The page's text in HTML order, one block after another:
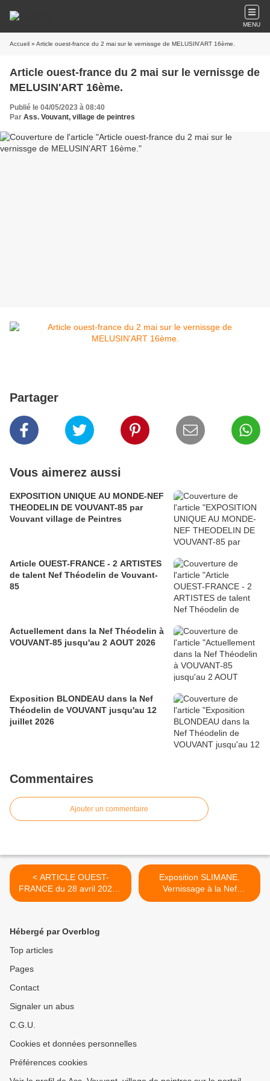
MENU
Accueil » Article ouest-france du 2 mai sur le vernissge de MELUSIN'ART 16ème.
Article ouest-france du 2 mai sur le vernissge de
MELUSIN'ART 16ème.
Publié le 04/05/2023 à 08:40
Par Ass. Vouvant, village de peintres
Partager
Vous aimerez aussi
EXPOSITION UNIQUE AU MONDE-NEF
THEODELIN DE VOUVANT-85 par
Vouvant village de Peintres
Article OUEST-FRANCE - 2 ARTISTES
de talent Nef Théodelin de Vouvant-
85
Actuellement dans la Nef Théodelin à
VOUVANT-85 jusqu'au 2 AOUT 2026
Exposition BLONDEAU dans la Nef
Théodelin de VOUVANT jusqu'au 12
juillet 2026
Commentaires
Ajouter un commentaire
< ARTICLE OUEST-
FRANCE du 28 avril 2023 -
merci à Thierry Frioux,
Exposition SLIMANE.
Vernissage à la Nef
Théodelin le vendredi 26
Hébergé par Overblog
Top articles
Pages
Contact
Signaler un abus
C.G.U.
Cookies et données personnelles
Préférences cookies